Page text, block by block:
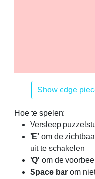
Hoe te spelen:
Versleep
'E' om de
uit te schakelen
'Q' om de
Space bar om